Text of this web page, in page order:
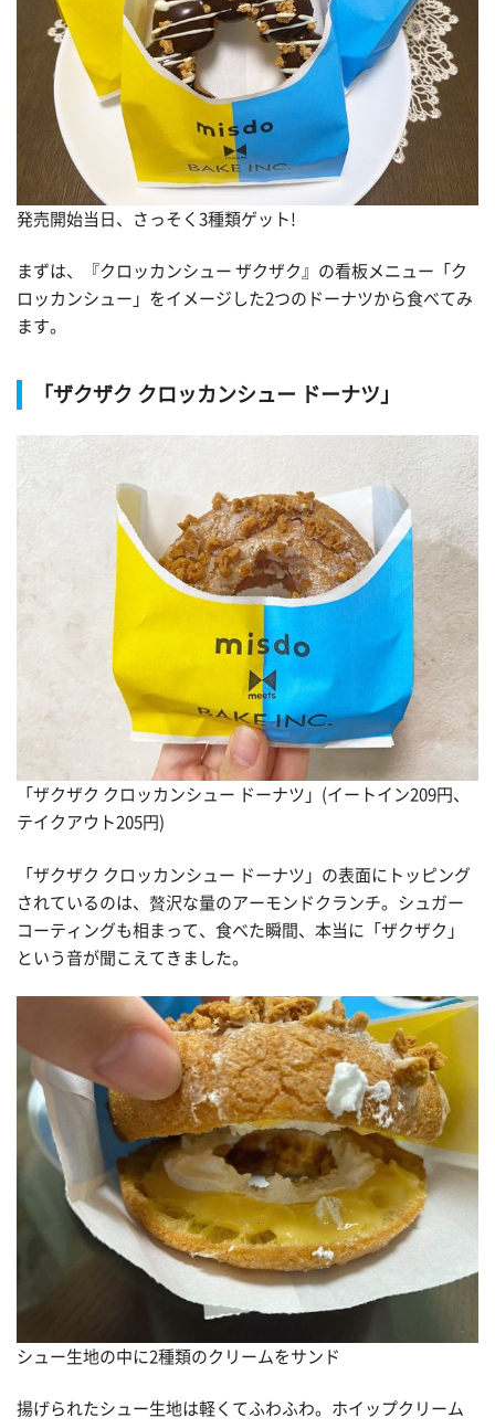
発売開始当日、さっそく3種類ゲット!
まずは、『クロッカンシュー ザクザク』の看板メニュー「ク
ロッカンシュー」をイメージした2つのドーナツから食べてみ
ます。
「ザクザク クロッカンシュー ドーナツ」
「ザクザク クロッカンシュー ドーナツ」(イートイン209円、
テイクアウト205円)
「ザクザク クロッカンシュー ドーナツ」の表面にトッピング
されているのは、贅沢な量のアーモンドクランチ。シュガー
コーティングも相まって、食べた瞬間、本当に「ザクザク」
という音が聞こえてきました。
シュー生地の中に2種類のクリームをサンド
揚げられたシュー生地は軽くてふわふわ。ホイップクリーム